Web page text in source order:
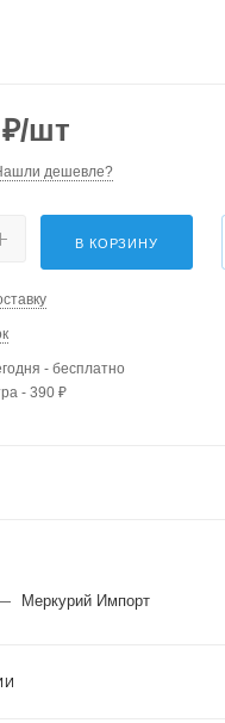
₽/шт
дешевле?
В КОРЗИНУ
- бесплатно
- 390 ₽
Меркурий Импорт